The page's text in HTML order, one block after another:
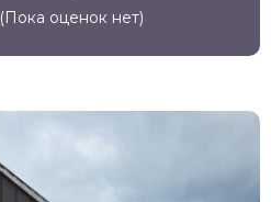
(Пока оценок нет)